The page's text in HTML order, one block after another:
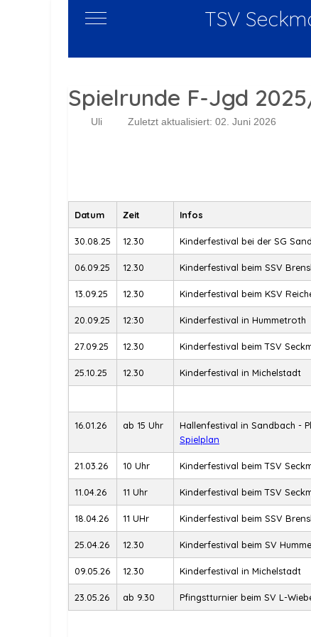
Mobile Menu Toggle TSV
Spielrunde F-Jgd
Uli Zuletzt aktualisiert: 02. Juni 2026
Datum Zeit Infos
30.08.25 12.30 Kinderfestival bei der SG
06.09.25 12.30 Kinderfestival beim SSV
13.09.25 12.30 Kinderfestival beim KSV
20.09.25 12:30 Kinderfestival in Hummetroth
27.09.25 12.30 Kinderfestival beim TSV
25.10.25 12.30 Kinderfestival in Michelstadt
16.01.26 ab 15 Uhr
Hallenfestival in Sandbach -
Spielplan
21.03.26 10 Uhr Kinderfestival beim TSV
11.04.26 11 Uhr Kinderfestival beim TSV
18.04.26 11 UHr Kinderfestival beim SSV
25.04.26 12.30 Kinderfestival beim SV
09.05.26 12.30 Kinderfestival in Michelstadt
23.05.26 ab 9.30 Pfingstturnier beim SV L-